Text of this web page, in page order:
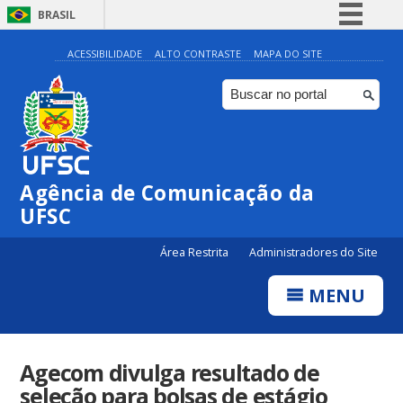
BRASIL
Simplifique!
Comunica BR
Participe
Canais
ACESSIBILIDADE ALTO CONTRASTE MAPA DO SITE
Agência de Comunicação da
UFSC
Área Restrita Administradores do Site
MENU
Agecom divulga resultado de
seleção para bolsas de estágio